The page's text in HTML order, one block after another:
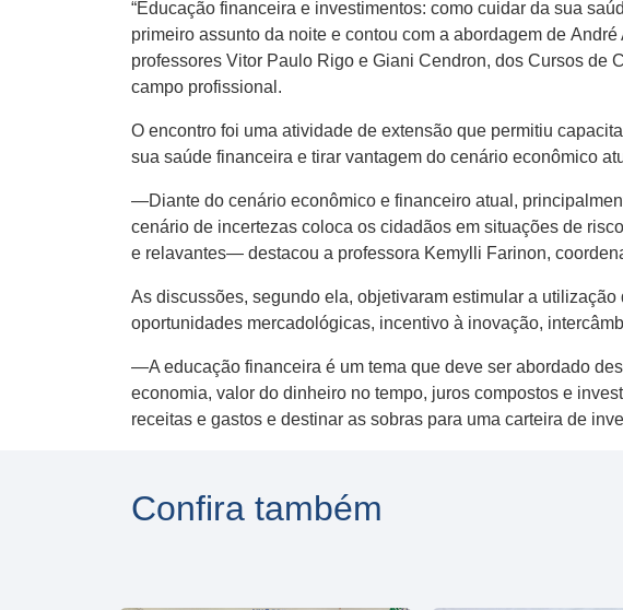
“Educação financeira e investimentos: como cuidar da sua
primeiro assunto da noite e contou com a abordagem de
professores Vitor Paulo Rigo e Giani Cendron, dos Cursos
campo profissional.
O encontro foi uma atividade de extensão que permitiu
sua saúde financeira e tirar vantagem do cenário econômico
—Diante do cenário econômico e financeiro atual,
cenário de incertezas coloca os cidadãos em situações de
e relavantes— destacou a professora Kemylli Farinon,
As discussões, segundo ela, objetivaram estimular a
oportunidades mercadológicas, incentivo à inovação,
—A educação financeira é um tema que deve ser abordado
economia, valor do dinheiro no tempo, juros compostos e
receitas e gastos e destinar as sobras para uma carteira de
Confira também